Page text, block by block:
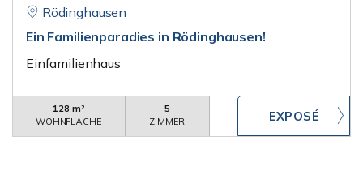
Rödinghausen
Ein Familienparadies in Rödinghausen!
Einfamilienhaus
128 m²
WOHNFLÄCHE
5
ZIMMER